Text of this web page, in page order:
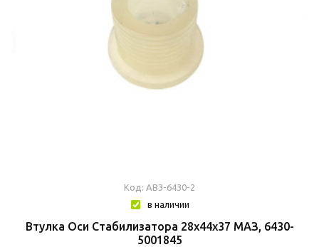
Код: АВ3-6430-2
в наличии
Втулка Оси Стабилизатора 28х44х37 МАЗ, 6430-
5001845